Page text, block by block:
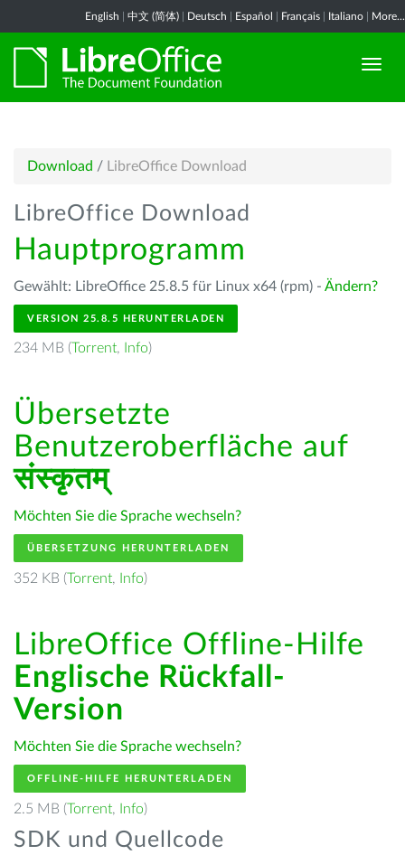
English 中文 (简体) Deutsch Español Français Italiano More...
Download / LibreOffice Download
LibreOffice Download
Hauptprogramm
Gewählt: LibreOffice 25.8.5 für Linux x64 (rpm) - Ändern?
VERSION 25.8.5 HERUNTERLADEN
234 MB (Torrent, Info)
Übersetzte
Benutzeroberfläche auf
संस्कृतम्
Möchten Sie die Sprache wechseln?
ÜBERSETZUNG HERUNTERLADEN
352 KB (Torrent, Info)
LibreOffice Offline-Hilfe
Englische Rückfall-
Version
Möchten Sie die Sprache wechseln?
OFFLINE-HILFE HERUNTERLADEN
2.5 MB (Torrent, Info)
SDK und Quellcode